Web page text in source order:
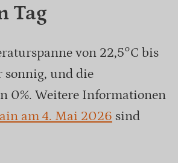
Tag
von 22,5°C bis
sonnig, und die
0%. Weitere Informationen
am 4. Mai 2026 sind